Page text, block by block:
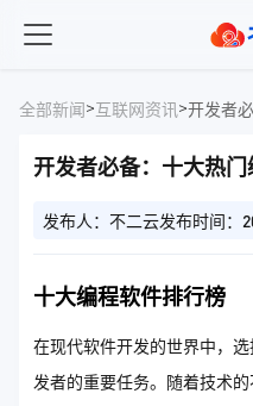
全部新闻>互联网资讯>开发者
开发者必备：十大热
发布人：不二云发布时间：
十大编程软件排行榜
在现代软件开发的世界中，
发者的重要任务。随着技术